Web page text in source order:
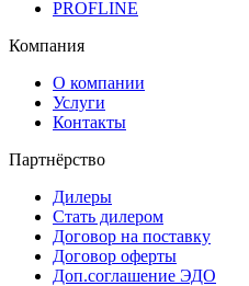
PROFLINE
Компания
О компании
Услуги
Контакты
Партнёрство
Дилеры
Стать дилером
Договор на поставку
Договор оферты
Доп.соглашение ЭДО